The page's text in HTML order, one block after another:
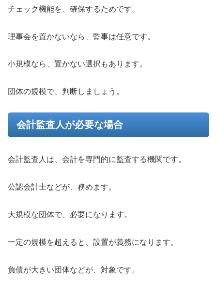
チェック機能を、確保するためです。
理事会を置かないなら、監事は任意です。
小規模なら、置かない選択もあります。
団体の規模で、判断しましょう。
会計監査人が必要な場合
会計監査人は、会計を専門的に監査する機関です。
公認会計士などが、務めます。
大規模な団体で、必要になります。
一定の規模を超えると、設置が義務になります。
負債が大きい団体などが、対象です。